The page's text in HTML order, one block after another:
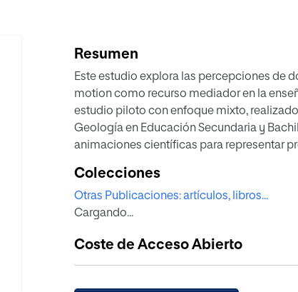
Resumen
Este estudio explora las percepciones de
motion como recurso mediador en la
estudio piloto con enfoque mixto,
Geología en Educación Secundaria y
animaciones científicas para representar
valoraciones muy positivas de la
implicación creativa y una mejor
didáctica. Además, el profesorado en
clara intención de incorporarla en su
potencial del stop motion para promover
Colecciones
Otras Publicaciones: artículos, libros...
Cargando...
Coste de Acceso Abierto